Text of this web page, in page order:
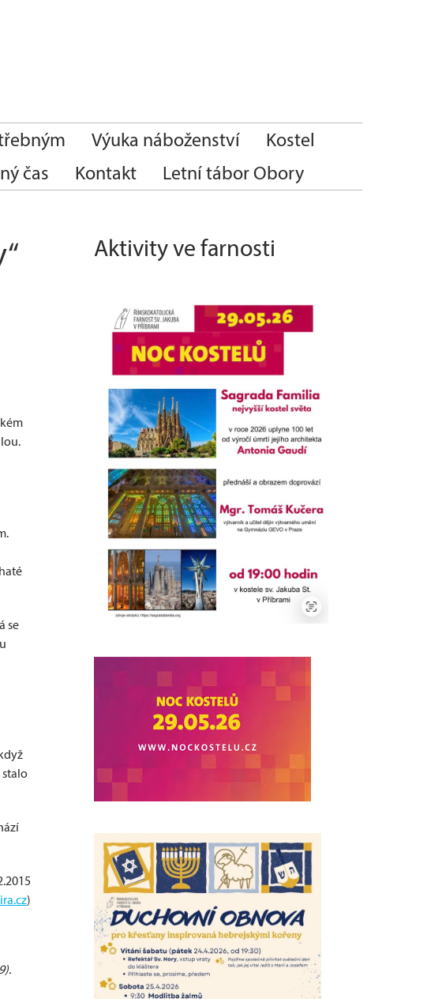
Výuka náboženství
Kostel
čas Kontakt Letní tábor Obory
se
stalo
)
Aktivity ve farnosti